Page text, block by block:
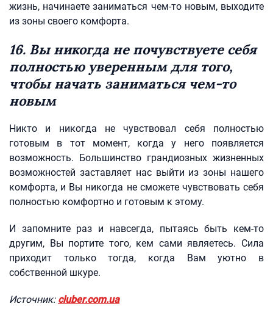
жизнь, начинаете заниматься чем-то новым, выходите
из зоны своего комфорта.
16. Вы никогда не почувствуете себя
полностью уверенным для того,
чтобы начать заниматься чем-то
новым
Никто и никогда не чувствовал себя полностью
готовым в тот момент, когда у него появляется
возможность. Большинство грандиозных жизненных
возможностей заставляет нас выйти из зоны нашего
комфорта, и Вы никогда не сможете чувствовать себя
полностью комфортно и готовым к этому.
И запомните раз и навсегда, пытаясь быть кем-то
другим, Вы портите того, кем сами являетесь. Сила
приходит только тогда, когда Вам уютно в
собственной шкуре.
Источник: cluber.com.ua